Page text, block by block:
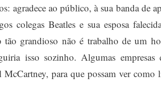
agradece ao público, à sua banda de
colegas Beatles e sua esposa
grandioso não é trabalho de um
isso sozinho. Algumas empresas
para que possam ver como